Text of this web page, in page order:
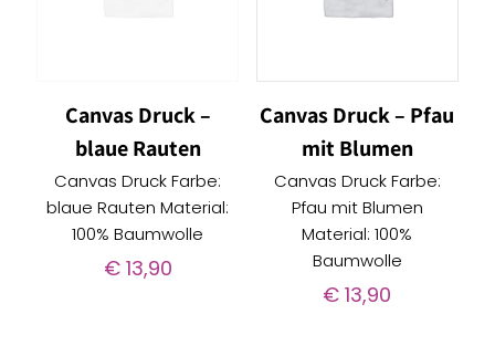
Canvas Druck –
blaue Rauten
Canvas Druck Farbe:
blaue Rauten Material:
100% Baumwolle
€13,90
Canvas Druck – Pfau
mit Blumen
Canvas Druck Farbe:
Pfau mit Blumen
Material: 100%
Baumwolle
€ 13,90